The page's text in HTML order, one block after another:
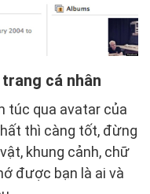
cá nhân
túc qua avatar của
thì càng tốt, đừng
khung cảnh, chữ
được bạn là ai và